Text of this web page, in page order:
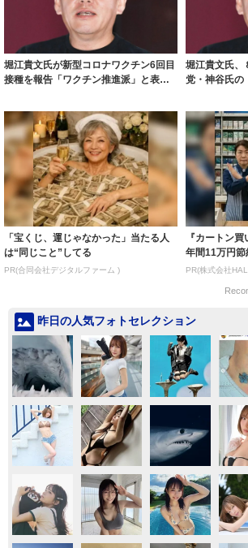
堀江貴文氏が新型コロナワクチン6回目
接種を報告「ワクチン推進派」と表
堀江貴文氏、
党・神谷氏の
「宝くじ、運じゃなかった」当たる人
は“同じこと”してる
PR(合同会社デジタルファーム )
『カートン
年間11万円
PR(株式会社
昨日の人気フォトセレクション